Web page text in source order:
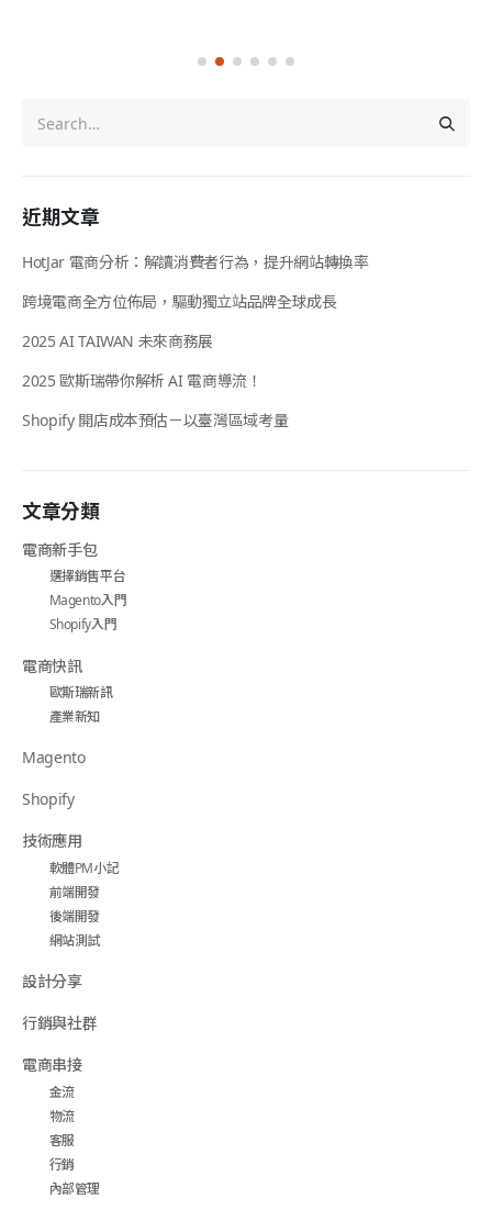
近期文章
HotJar 電商分析：解讀消費者行為，提升網站轉換率
跨境電商全方位佈局，驅動獨立站品牌全球成長
2025 AI TAIWAN 未來商務展
2025 歐斯瑞帶你解析 AI 電商導流！
Shopify 開店成本預估－以臺灣區域考量
文章分類
電商新手包
選擇銷售平台
Magento入門
Shopify入門
電商快訊
歐斯瑞新訊
產業新知
Magento
Shopify
技術應用
軟體PM小記
前端開發
後端開發
網站測試
設計分享
行銷與社群
電商串接
金流
物流
客服
行銷
內部管理